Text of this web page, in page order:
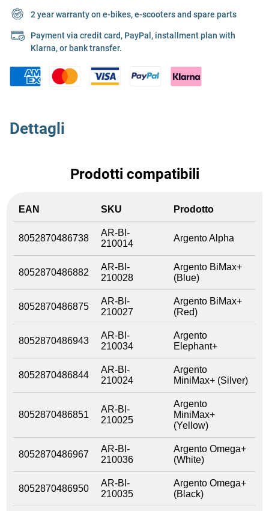
2 year warranty on e-bikes, e-scooters and spare parts
Payment via credit card, PayPal, installment plan with
Klarna, or bank transfer.
Dettagli
Prodotti compatibili
EAN SKU Prodotto
8052870486738
AR-BI-
210014
Argento Alpha
8052870486882
AR-BI-
210028
Argento BiMax+
(Blue)
8052870486875
AR-BI-
210027
Argento BiMax+
(Red)
8052870486943
AR-BI-
210034
Argento
Elephant+
8052870486844
AR-BI-
210024
Argento
MiniMax+ (Silver)
8052870486851
AR-BI-
210025
Argento
MiniMax+
(Yellow)
8052870486967
AR-BI-
210036
Argento Omega+
(White)
8052870486950
AR-BI-
210035
Argento Omega+
(Black)